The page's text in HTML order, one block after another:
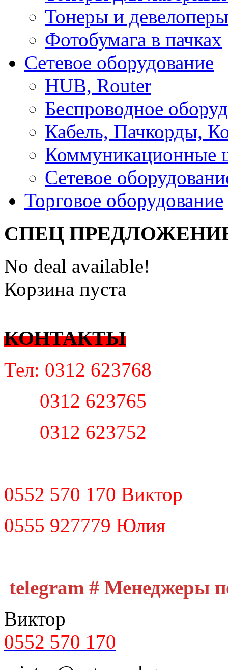
Тонеры и
Фотобумага в пачках
Сетевое оборудование
HUB, Router
Беспроводное
Кабель, Пачкорды,
Коммуникационные
Сетевое
Торговое оборудование
СПЕЦ
No deal available!
Корзина пуста
КОНТАКТЫ
Тел: 0312 623768
0312 623765
0312 623752
0552 570 170 Виктор
0555 927779 Юлия
telegram # Менеджеры
Виктор
0552 570 170